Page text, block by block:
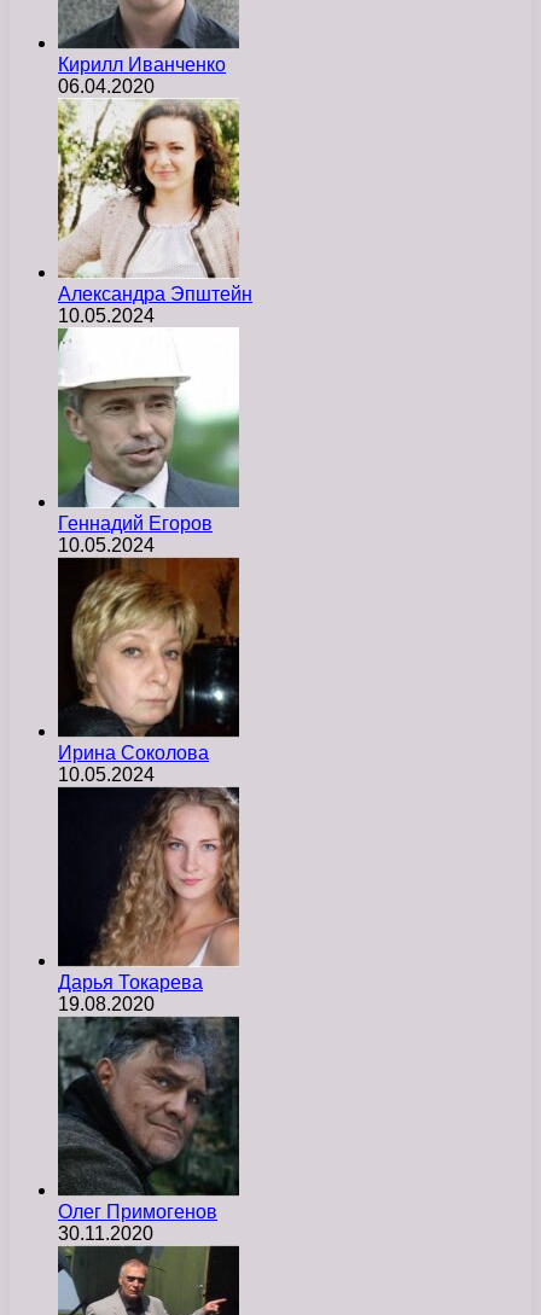
Кирилл Иванченко
06.04.2020
Александра Эпштейн
10.05.2024
Геннадий Егоров
10.05.2024
Ирина Соколова
10.05.2024
Дарья Токарева
19.08.2020
Олег Примогенов
30.11.2020